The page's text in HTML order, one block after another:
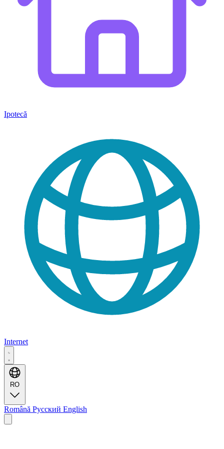
Ipotecă
Internet
RO
Română Русский English